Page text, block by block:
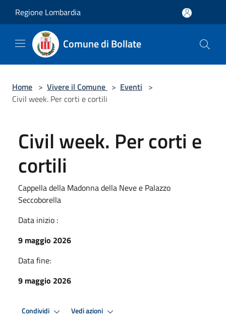
Regione Lombardia
Comune di Bollate
Home > Vivere il Comune > Eventi >
Civil week. Per corti e cortili
Civil week. Per corti e
cortili
Cappella della Madonna della Neve e Palazzo
Seccoborella
Data inizio :
9 maggio 2026
Data fine:
9 maggio 2026
Condividi Vedi azioni